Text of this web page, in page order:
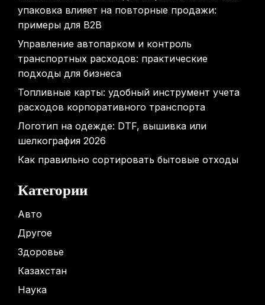
упаковка влияет на повторные продажи:
примеры для B2B
Управление автопарком и контроль
транспортных расходов: практические
подходы для бизнеса
Топливные карты: удобный инструмент учета
расходов корпоративного транспорта
Логотип на одежде: DTF, вышивка или
шелкография 2026
Как правильно сортировать бытовые отходы
Категории
Авто
Другое
Здоровье
Казахстан
Наука